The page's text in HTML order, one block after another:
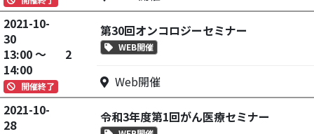
2021-10-
30
13:00 ～
14:00
開催終了
2
第30回オンコロジーセミナー
WEB開催
Web開催
2021-10-
28
令和3年度第1回がん医療セミナー